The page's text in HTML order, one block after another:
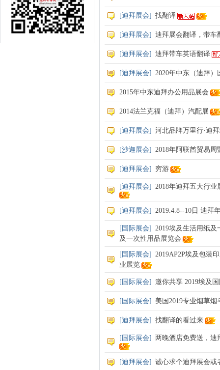
[迪拜展会] 找翻译
[迪拜展会] 迪拜展会翻译，带车
[迪拜展会] 迪拜带车英语翻译
[迪拜展会] 2020年中东（迪拜）
2015年中东迪拜办公用品展会
2014法兰克福（迪拜）汽配展
[迪拜展会] 河北品牌万里行·迪
[沙迦展会] 2018年阿联酋贸易周
[迪拜展会] 穷游
[迪拜展会] 2018年迪拜五大行业
[迪拜展会] 2019.4.8--10日 迪拜
[ 国际展会] 2019埃及生活用纸
及一次性用品展览会
[ 国际展会] 2019AP2P埃及包装
业展览
[ 国际展会] 邀你共享 2019埃及
[ 国际展会] 美国2019专业烟草烟
[迪拜展会] 找翻译的看过来
[ 国际展会] 两晚酒店免费送，迪
[迪拜展会] 诚心求个迪拜展会或